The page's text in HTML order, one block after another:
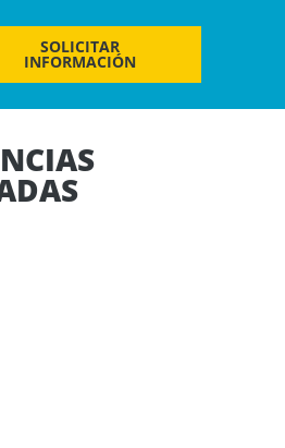
SOLICITAR
INFORMACIÓN